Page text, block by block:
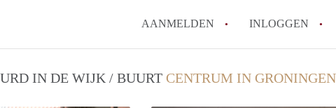
AANMELDEN INLOGGEN
IN DE WIJK / BUURT CENTRUM IN GRONINGEN